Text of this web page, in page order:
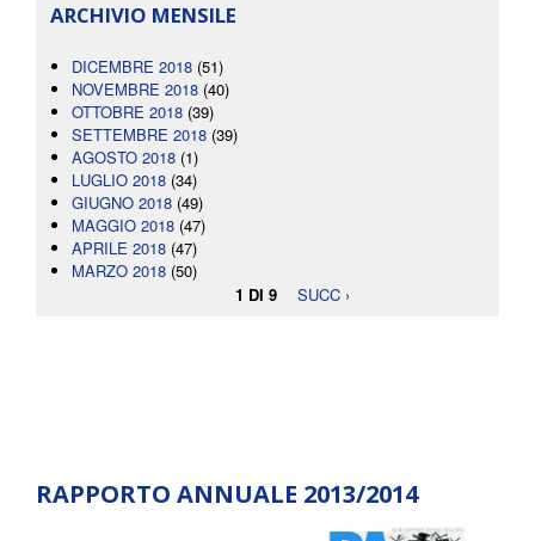
ARCHIVIO MENSILE
DICEMBRE 2018 (51)
NOVEMBRE 2018 (40)
OTTOBRE 2018 (39)
SETTEMBRE 2018 (39)
AGOSTO 2018 (1)
LUGLIO 2018 (34)
GIUGNO 2018 (49)
MAGGIO 2018 (47)
APRILE 2018 (47)
MARZO 2018 (50)
1 DI 9
SUCC ›
RAPPORTO ANNUALE 2013/2014